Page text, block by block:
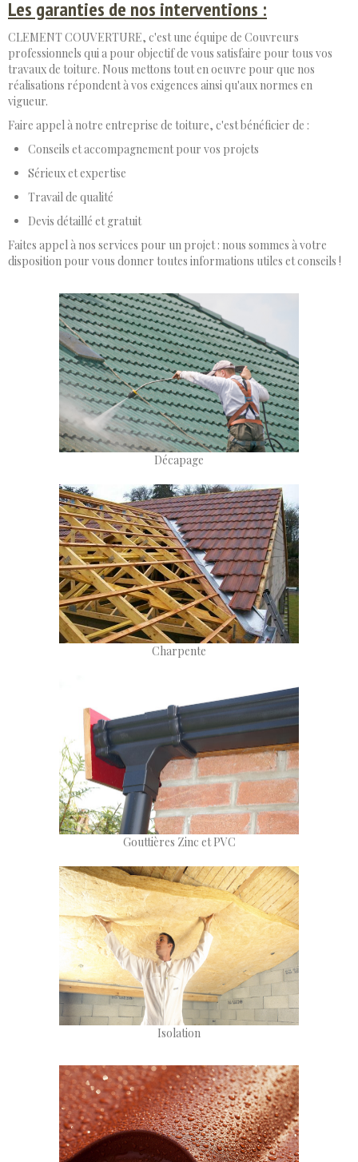
Les garanties de nos interventions :
CLEMENT COUVERTURE, c'est une équipe de Couvreurs
professionnels qui a pour objectif de vous satisfaire pour tous vos
travaux de toiture. Nous mettons tout en oeuvre pour que nos
réalisations répondent à vos exigences ainsi qu'aux normes en
vigueur.
Faire appel à notre entreprise de toiture, c'est bénéficier de :
Conseils et accompagnement pour vos projets
Sérieux et expertise
Travail de qualité
Devis détaillé et gratuit
Faites appel à nos services pour un projet : nous sommes à votre
disposition pour vous donner toutes informations utiles et conseils !
Décapage
Charpente
Gouttières Zinc et PVC
Isolation